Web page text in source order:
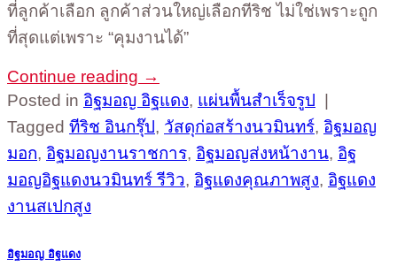
ที่ลูกค้าเลือก ลูกค้าส่วนใหญ่เลือกทีริช ไม่ใช่เพราะถูก
ที่สุดแต่เพราะ “คุมงานได้”
Continue reading →
Posted in อิฐมอญ อิฐแดง, แผ่นพื้นสำเร็จรูป |
Tagged ทีริช อินกรุ๊ป, วัสดุก่อสร้างนวมินทร์, อิฐมอญ
มอก, อิฐมอญงานราชการ, อิฐมอญส่งหน้างาน, อิฐ
มอญอิฐแดงนวมินทร์ รีวิว, อิฐแดงคุณภาพสูง, อิฐแดง
งานสเปกสูง
อิฐมอญ อิฐแดง